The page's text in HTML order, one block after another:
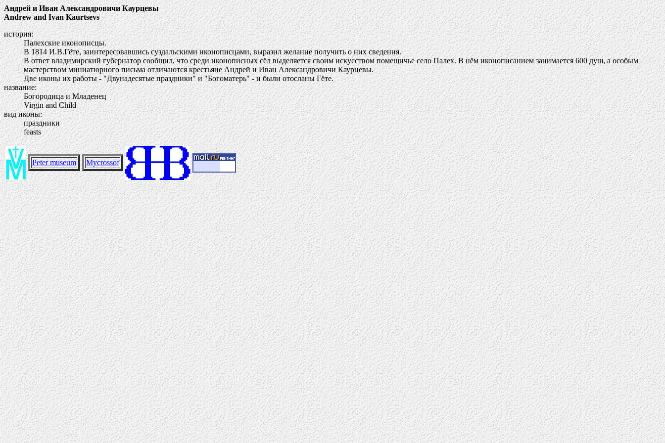
Андрей и Иван Александровичи Каурцевы
Andrew and Ivan Kaurtsevs
история:
Палехские иконописцы.
В 1814 И.В.Гёте, заинтересовавшись суздальскими иконописцами, выразил желание получить о них сведения.
В ответ владимирский губернатор сообщил, что среди иконописных сёл выделяется своим искусством помещичье село Палех. В нём иконописанием занимается 600 душ, а особым
мастерством миниатюрного письма отличаются крестьяне Андрей и Иван Александровичи Каурцевы.
Две иконы их работы - "Двунадесятые праздники" и "Богоматерь" - и были отосланы Гёте.
название:
Богородица и Младенец
Virgin and Child
вид иконы:
праздники
feasts
Peter museum Mycrossof